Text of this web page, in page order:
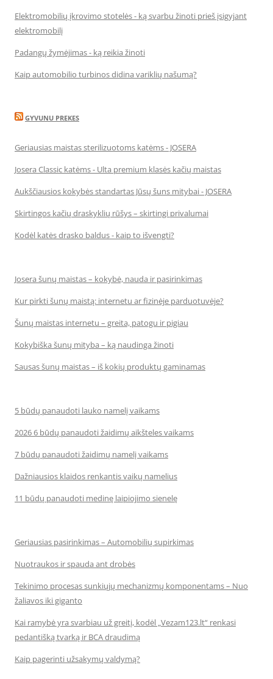
Elektromobilių įkrovimo stotelės - ką svarbu žinoti prieš įsigyjant
elektromobilį
Padangų žymėjimas - ką reikia žinoti
Kaip automobilio turbinos didina variklių našumą?
GYVUNU PREKES
Geriausias maistas sterilizuotoms katėms - JOSERA
Josera Classic katėms - Ulta premium klasės kačių maistas
Aukščiausios kokybės standartas Jūsų šuns mitybai - JOSERA
Skirtingos kačių draskyklių rūšys – skirtingi privalumai
Kodėl katės drasko baldus - kaip to išvengti?
Josera šunų maistas – kokybė, nauda ir pasirinkimas
Kur pirkti šunų maistą: internetu ar fizinėje parduotuvėje?
Šunų maistas internetu – greita, patogu ir pigiau
Kokybiška šunų mityba – ką naudinga žinoti
Sausas šunų maistas – iš kokių produktų gaminamas
5 būdų panaudoti lauko namelį vaikams
2026 6 būdų panaudoti žaidimų aikšteles vaikams
7 būdų panaudoti žaidimų namelį vaikams
Dažniausios klaidos renkantis vaikų namelius
11 būdų panaudoti medinę laipiojimo sienelę
Geriausias pasirinkimas – Automobilių supirkimas
Nuotraukos ir spauda ant drobės
Tekinimo procesas sunkiųjų mechanizmų komponentams – Nuo
žaliavos iki giganto
Kai ramybė yra svarbiau už greitį, kodėl „Vezam123.lt“ renkasi
pedantišką tvarką ir BCA draudimą
Kaip pagerinti užsakymų valdymą?